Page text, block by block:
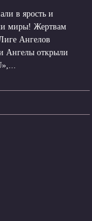
в ярость и
миры! Жертвам
Ангелов
Ангелы открыли